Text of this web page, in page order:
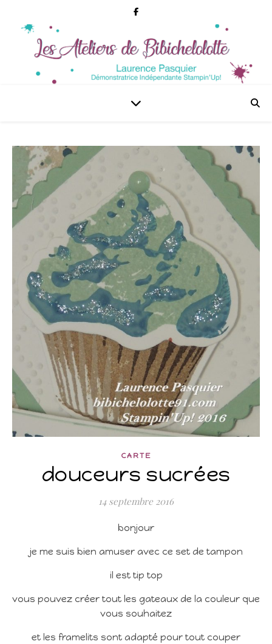
CARTE
douceurs sucrées
14 septembre 2016
bonjour
je me suis bien amuser avec ce set de tampon
il est tip top
vous pouvez créer tout les gateaux de la couleur que
vous souhaitez
et les framelits sont adapté pour tout couper